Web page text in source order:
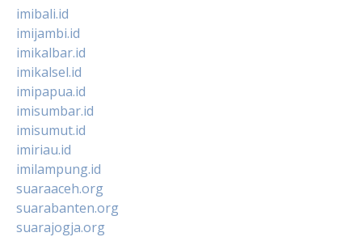
imibali.id
imijambi.id
imikalbar.id
imikalsel.id
imipapua.id
imisumbar.id
imisumut.id
imiriau.id
imilampung.id
suaraaceh.org
suarabanten.org
suarajogja.org